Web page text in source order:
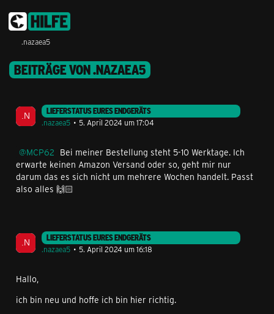
.nazaea5
BEITRÄGE VON .NAZAEA5
LIEFERSTATUS EURES ENDGERÄTS
.nazaea5
5. April 2024 um 17:04
MCP62 Bei meiner Bestellung steht 5-10 Werktage. Ich
erwarte keinen Amazon Versand oder so, geht mir nur
darum das es sich nicht um mehrere Wochen handelt. Passt
also alles 🙌🏻
LIEFERSTATUS EURES ENDGERÄTS
.nazaea5
5. April 2024 um 16:18
Hallo,
ich bin neu und hoffe ich bin hier richtig.